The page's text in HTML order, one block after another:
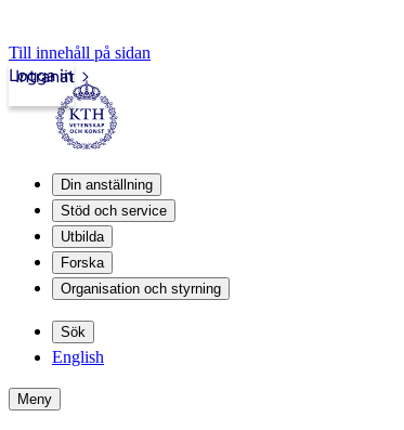
Till innehåll på sidan
Intranät
Logga in
Din anställning
Stöd och service
Utbilda
Forska
Organisation och styrning
Sök
English
Meny